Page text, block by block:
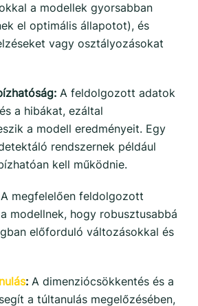
a modellek gyorsabban
el optimális állapotot), és
vagy osztályozásokat
A feldolgozott adatok
a hibákat, ezáltal
a modell eredményeit. Egy
rendszernek például
kell működnie.
A megfelelően feldolgozott
modellnek, hogy robusztusabbá
előforduló változásokkal és
: A dimenziócsökkentés és a
a túltanulás megelőzésében,